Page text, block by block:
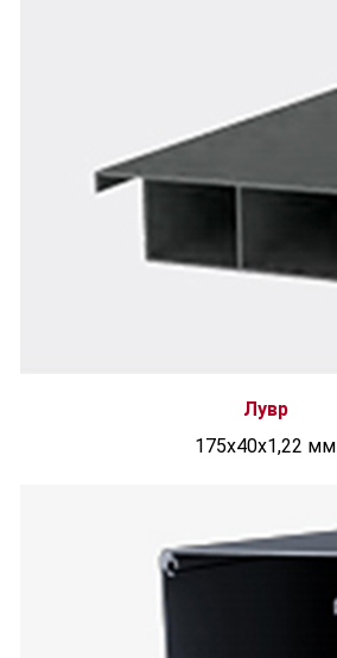
Лувр
175x40x1,22 мм